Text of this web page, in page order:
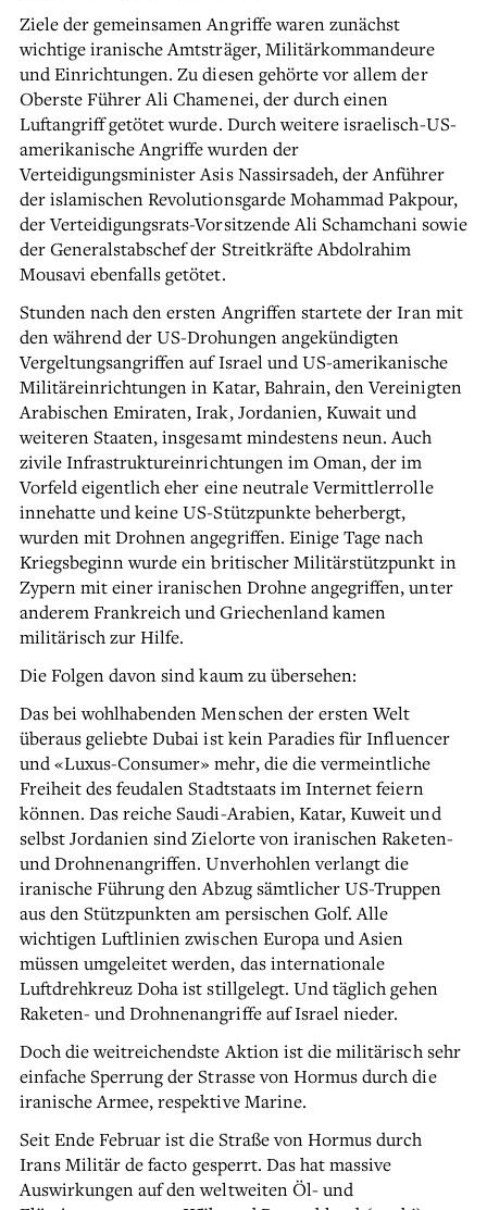
Ziele der gemeinsamen Angriffe waren zunächst
wichtige iranische Amtsträger, Militärkommandeure
und Einrichtungen. Zu diesen gehörte vor allem der
Oberste Führer Ali Chamenei, der durch einen
Luftangriff getötet wurde. Durch weitere israelisch-US-
amerikanische Angriffe wurden der
Verteidigungsminister Asis Nassirsadeh, der Anführer
der islamischen Revolutionsgarde Mohammad Pakpour,
der Verteidigungsrats-Vorsitzende Ali Schamchani sowie
der Generalstabschef der Streitkräfte Abdolrahim
Mousavi ebenfalls getötet.
Stunden nach den ersten Angriffen startete der Iran mit
den während der US-Drohungen angekündigten
Vergeltungsangriffen auf Israel und US-amerikanische
Militäreinrichtungen in Katar, Bahrain, den Vereinigten
Arabischen Emiraten, Irak, Jordanien, Kuwait und
weiteren Staaten, insgesamt mindestens neun. Auch
zivile Infrastruktureinrichtungen im Oman, der im
Vorfeld eigentlich eher eine neutrale Vermittlerrolle
innehatte und keine US-Stützpunkte beherbergt,
wurden mit Drohnen angegriffen. Einige Tage nach
Kriegsbeginn wurde ein britischer Militärstützpunkt in
Zypern mit einer iranischen Drohne angegriffen, unter
anderem Frankreich und Griechenland kamen
militärisch zur Hilfe.
Die Folgen davon sind kaum zu übersehen:
Das bei wohlhabenden Menschen der ersten Welt
überaus geliebte Dubai ist kein Paradies für Influencer
und «Luxus-Consumer» mehr, die die vermeintliche
Freiheit des feudalen Stadtstaats im Internet feiern
können. Das reiche Saudi-Arabien, Katar, Kuweit und
selbst Jordanien sind Zielorte von iranischen Raketen-
und Drohnenangriffen. Unverhohlen verlangt die
iranische Führung den Abzug sämtlicher US-Truppen
aus den Stützpunkten am persischen Golf. Alle
wichtigen Luftlinien zwischen Europa und Asien
müssen umgeleitet werden, das internationale
Luftdrehkreuz Doha ist stillgelegt. Und täglich gehen
Raketen- und Drohnenangriffe auf Israel nieder.
Doch die weitreichendste Aktion ist die militärisch sehr
einfache Sperrung der Strasse von Hormus durch die
iranische Armee, respektive Marine.
Seit Ende Februar ist die Straße von Hormus durch
Irans Militär de facto gesperrt. Das hat massive
Auswirkungen auf den weltweiten Öl- und